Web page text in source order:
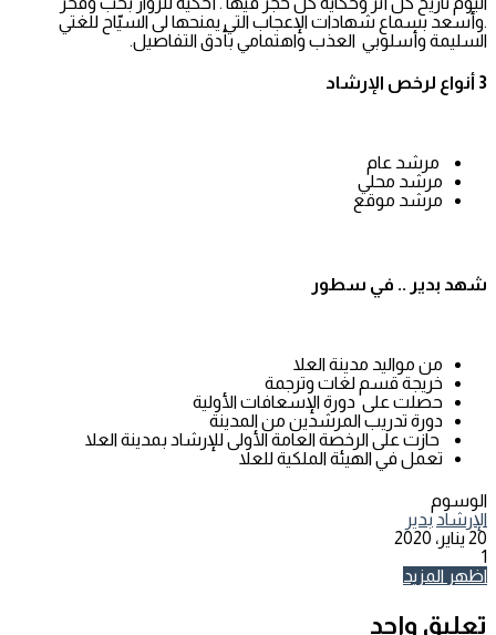
.وأسعد بسماع شهادات الإعجاب التي يمنحها لى السيّاح للغتي
السليمة وأسلوبي العذب واهتمامي بأدق التفاصيل.
3 أنواع لرخص الإرشاد
مرشد عام
مرشد محلي
مرشد موقع
شهد بدير .. في سطور
من مواليد مدينة العلا
خريجة قسم لغات وترجمة
حصلت على دورة الإسعافات الأولية
دورة تدريب المرشدين من المدينة
حازت على الرخصة العامة الأولى للإرشاد بمدينة العلا
تعمل في الهيئة الملكية للعلا
الوسوم
الإرشاد بدير
20 يناير، 2020
1
اظهر المزيد
تعليق واحد